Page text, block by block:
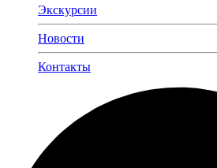
Экскурсии
Новости
Контакты